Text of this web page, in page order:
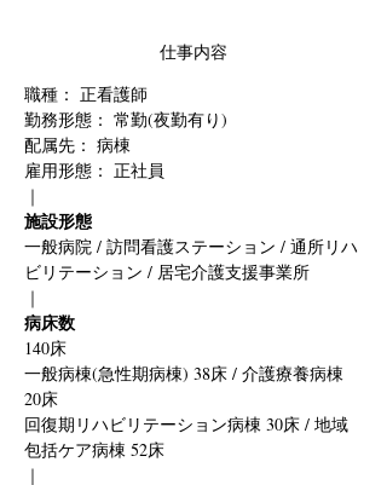
仕事内容
職種： 正看護師
勤務形態： 常勤(夜勤有り)
配属先： 病棟
雇用形態： 正社員
｜
施設形態
一般病院 / 訪問看護ステーション / 通所リハ
ビリテーション / 居宅介護支援事業所
｜
病床数
140床
一般病棟(急性期病棟) 38床 / 介護療養病棟
20床
回復期リハビリテーション病棟 30床 / 地域
包括ケア病棟 52床
｜